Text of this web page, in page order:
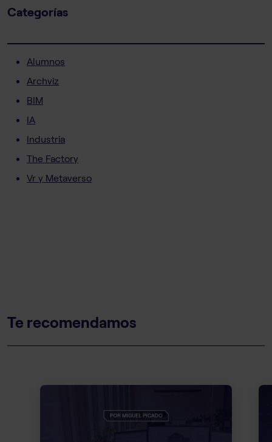
Categorías
Alumnos
Archviz
BIM
IA
Industria
The Factory
Vr y Metaverso
Te recomendamos